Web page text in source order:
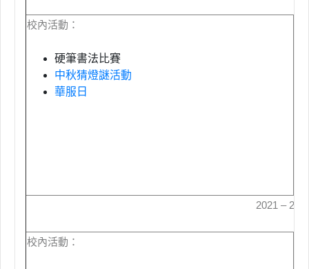
校內活動：
硬筆書法比賽
中秋猜燈謎活動
華服日
2021 –
校內活動：